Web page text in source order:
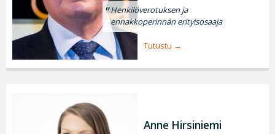
Henkilöverotuksen ja
ennakkoperinnän erityisosaaja
Tutustu
Anne Hirsiniemi